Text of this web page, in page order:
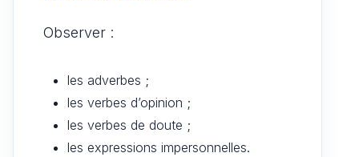
Observer :
les adverbes ;
les verbes d’opinion ;
les verbes de doute ;
les expressions impersonnelles.